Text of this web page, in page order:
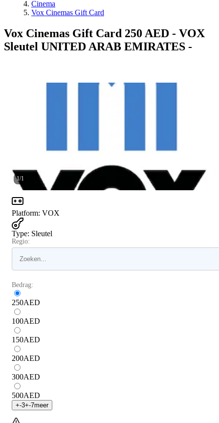
Cinema
Vox Cinemas Gift Card
Vox Cinemas Gift Card 250 AED - VOX
Sleutel UNITED ARAB EMIRATES -
1/1
Platform: VOX
Type: Sleutel
Regio:
Bedrag:
250AED
100AED
150AED
200AED
300AED
500AED
+-3+-7meer